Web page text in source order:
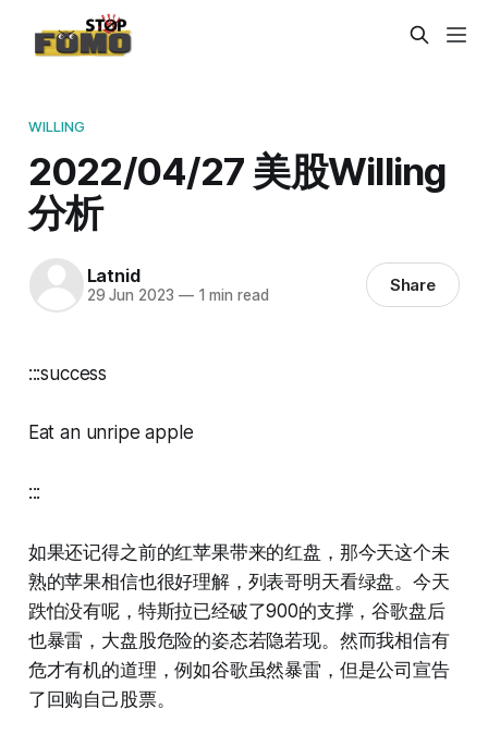
WILLING
2022/04/27 美股Willing
分析
Latnid
29 Jun 2023 —1 min read Share
:::success
Eat an unripe apple
:::
如果还记得之前的红苹果带来的红盘，那今天这个未
熟的苹果相信也很好理解，列表哥明天看绿盘。今天
跌怕没有呢，特斯拉已经破了900的支撑，谷歌盘后
也暴雷，大盘股危险的姿态若隐若现。然而我相信有
危才有机的道理，例如谷歌虽然暴雷，但是公司宣告
了回购自己股票。